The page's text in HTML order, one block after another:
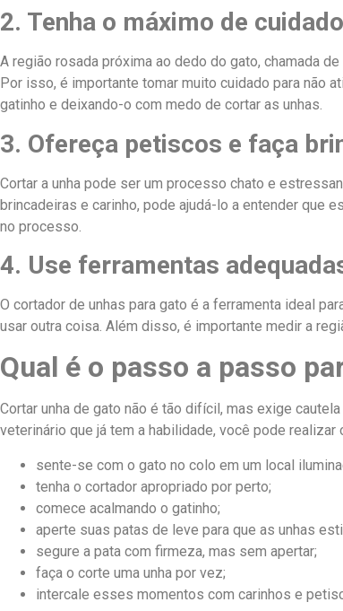
2. Tenha o máximo de cuidado
A região rosada próxima ao dedo do gato, chamada
Por isso, é importante tomar muito cuidado para não
gatinho e deixando-o com medo de cortar as unhas.
3. Ofereça petiscos e faça
Cortar a unha pode ser um processo chato e
brincadeiras e carinho, pode ajudá-lo a entender que
no processo.
4. Use ferramentas
O cortador de unhas para gato é a ferramenta ideal
usar outra coisa. Além disso, é importante medir a
Qual é o passo a passo
Cortar unha de gato não é tão difícil, mas exige
veterinário que já tem a habilidade, você pode
sente-se com o gato no colo em um local
tenha o cortador apropriado por perto;
comece acalmando o gatinho;
aperte suas patas de leve para que as unhas
segure a pata com firmeza, mas sem apertar;
faça o corte uma unha por vez;
intercale esses momentos com carinhos e